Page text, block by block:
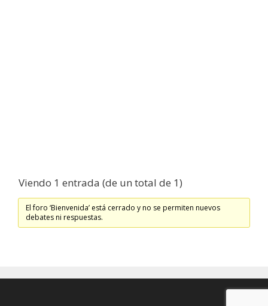
Viendo 1 entrada (de un total de 1)
El foro ‘Bienvenida’ está cerrado y no se permiten nuevos
debates ni respuestas.